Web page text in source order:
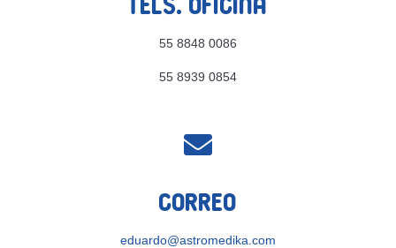
Tels. Oficina
55 8848 0086
55 8939 0854

Correo
eduardo@astromedika.com